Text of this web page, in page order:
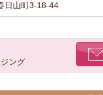
日山町3-18-44
ング